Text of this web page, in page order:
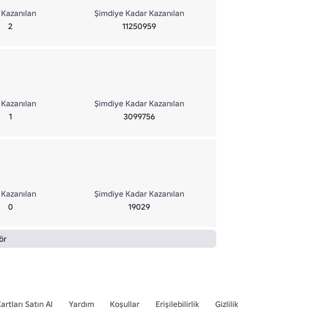
2
Şimdiye Kadar Kazanılan
11250959
1
Şimdiye Kadar Kazanılan
3099756
0
Şimdiye Kadar Kazanılan
19029
Satın Al Yardım Koşullar Erişilebilirlik Gizlilik